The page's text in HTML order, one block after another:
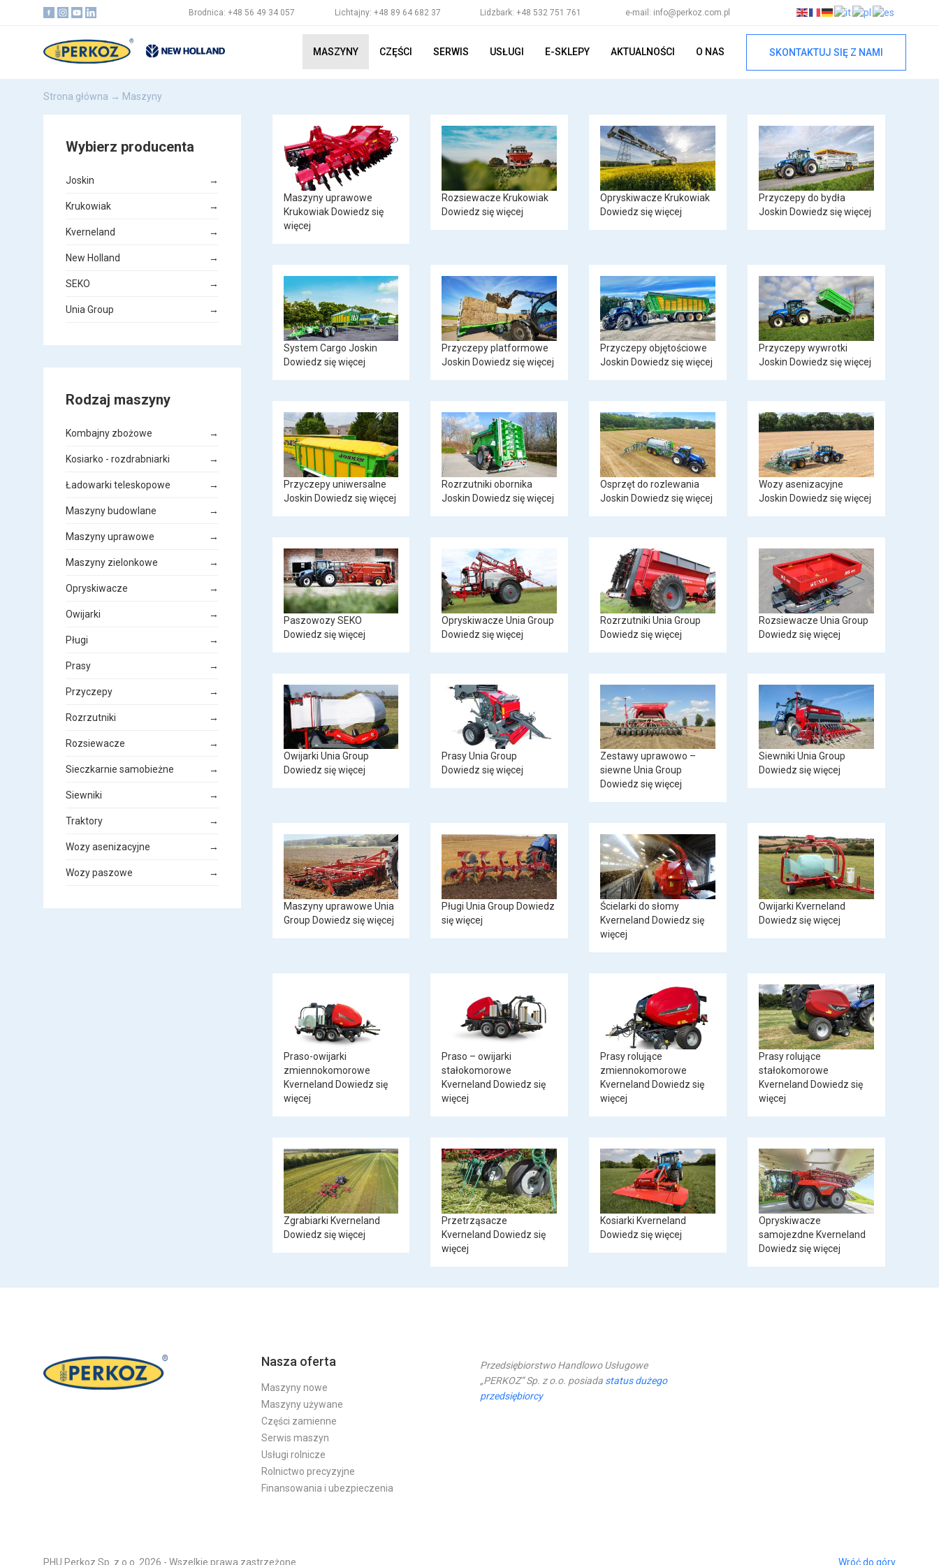
Brodnica: +48 56 49 34 057 Lichtajny: +48 89 64 682 37 Lidzbark: +48 532 751 761 e-mail: info@perkoz.com.pl
MASZYNY CZĘŚCI SERWIS USŁUGI E-SKLEPY AKTUALNOŚCI O NAS SKONTAKTUJ SIĘ Z NAMI
Strona główna → Maszyny
Wybierz producenta
Joskin →
Krukowiak →
Kverneland →
New Holland →
SEKO →
Unia Group →
Rodzaj maszyny
Kombajny zbożowe →
Kosiarko - rozdrabniarki →
Ładowarki teleskopowe →
Maszyny budowlane →
Maszyny uprawowe →
Maszyny zielonkowe →
Opryskiwacze →
Owijarki →
Pługi →
Prasy →
Przyczepy →
Rozrzutniki →
Rozsiewacze →
Sieczkarnie samobieżne →
Siewniki →
Traktory →
Wozy asenizacyjne →
Wozy paszowe →
Maszyny uprawowe
Krukowiak Dowiedz się
więcej
Rozsiewacze Krukowiak
Dowiedz się więcej
Opryskiwacze Krukowiak
Dowiedz się więcej
Przyczepy do bydła
Joskin Dowiedz się więcej
System Cargo Joskin
Dowiedz się więcej
Przyczepy platformowe
Joskin Dowiedz się więcej
Przyczepy objętościowe
Joskin Dowiedz się więcej
Przyczepy wywrotki
Joskin Dowiedz się więcej
Przyczepy uniwersalne
Joskin Dowiedz się więcej
Rozrzutniki obornika
Joskin Dowiedz się więcej
Osprzęt do rozlewania
Joskin Dowiedz się więcej
Wozy asenizacyjne
Joskin Dowiedz się więcej
Paszowozy SEKO
Dowiedz się więcej
Opryskiwacze Unia Group
Dowiedz się więcej
Rozrzutniki Unia Group
Dowiedz się więcej
Rozsiewacze Unia Group
Dowiedz się więcej
Owijarki Unia Group
Dowiedz się więcej
Prasy Unia Group
Dowiedz się więcej
Zestawy uprawowo –
siewne Unia Group
Dowiedz się więcej
Siewniki Unia Group
Dowiedz się więcej
Maszyny uprawowe Unia
Group Dowiedz się więcej
Pługi Unia Group Dowiedz
się więcej
Ścielarki do słomy
Kverneland Dowiedz się
więcej
Owijarki Kverneland
Dowiedz się więcej
Praso-owijarki
zmiennokomorowe
Kverneland Dowiedz się
więcej
Praso – owijarki
stałokomorowe
Kverneland Dowiedz się
więcej
Prasy rolujące
zmiennokomorowe
Kverneland Dowiedz się
więcej
Prasy rolujące
stałokomorowe
Kverneland Dowiedz się
więcej
Zgrabiarki Kverneland
Dowiedz się więcej
Przetrząsacze
Kverneland Dowiedz się
więcej
Kosiarki Kverneland
Dowiedz się więcej
Opryskiwacze
samojezdne Kverneland
Dowiedz się więcej
Nasza oferta
Maszyny nowe
Maszyny używane
Części zamienne
Serwis maszyn
Usługi rolnicze
Rolnictwo precyzyjne
Finansowania i ubezpieczenia
Przedsiębiorstwo Handlowo Usługowe
„PERKOZ” Sp. z o.o. posiadastatus dużego
przedsiębiorcy
PHU Perkoz Sp. z o.o. 2026 - Wszelkie prawa zastrzeżone. Wróć do góry